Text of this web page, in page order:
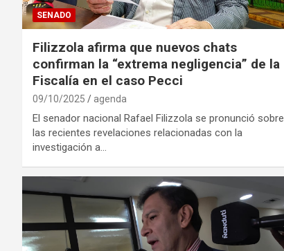
SENADO
Filizzola afirma que nuevos chats
confirman la “extrema negligencia” de la
Fiscalía en el caso Pecci
09/10/2025 agenda
El senador nacional Rafael Filizzola se pronunció sobre
las recientes revelaciones relacionadas con la
investigación a…